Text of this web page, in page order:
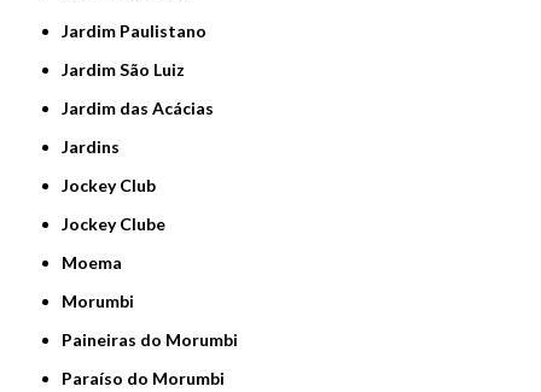
Jardim Paulistano
Jardim São Luiz
Jardim das Acácias
Jardins
Jockey Club
Jockey Clube
Moema
Morumbi
Paineiras do Morumbi
Paraíso do Morumbi